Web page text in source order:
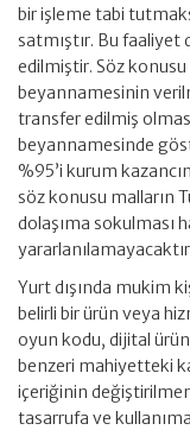
bir işleme tabi
satmıştır. Bu faaliyet
edilmiştir. Söz
beyannamesinin
transfer edilmiş
beyannamesinde
%95’i kurum
söz konusu malların
dolaşıma sokulması
Yurt dışında mukim
belirli bir ürün veya
oyun kodu, dijital
benzeri mahiyetteki
içeriğinin
tasarrufa ve